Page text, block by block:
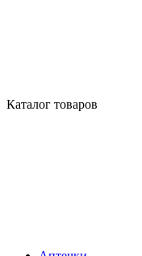
Каталог товаров